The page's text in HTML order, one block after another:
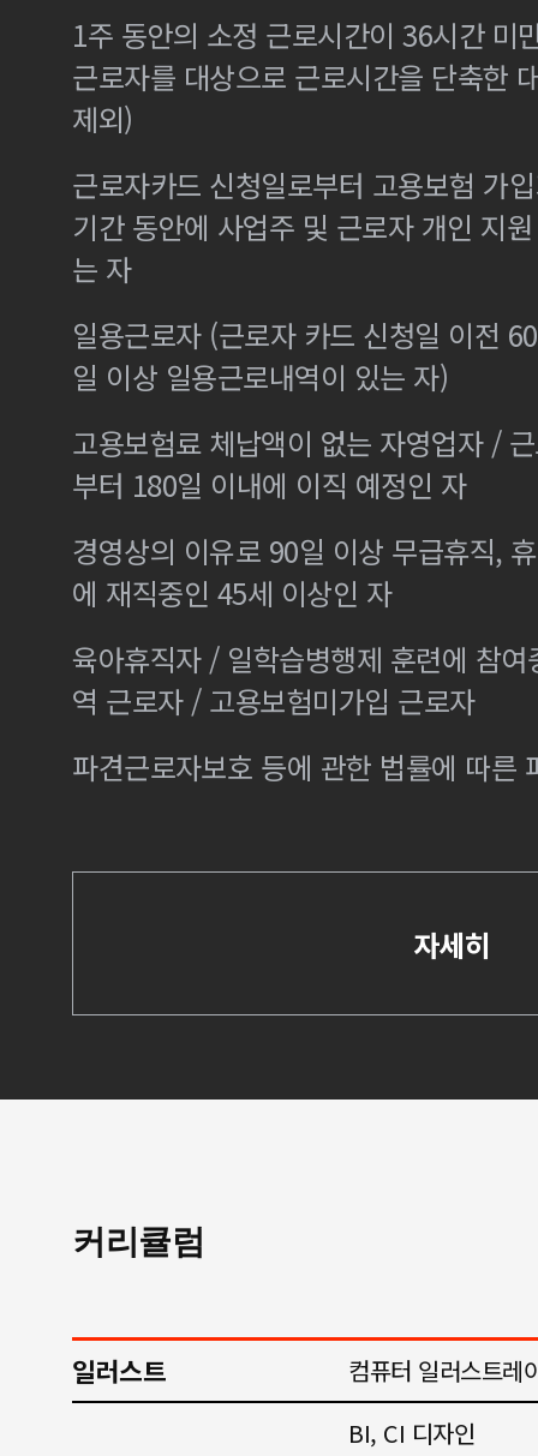
1주 동안의 소정 근로시간이 36시간 미
근로자를 대상으로 근로시간을 단축한
제외)
근로자카드 신청일로부터 고용보험 가
기간 동안에 사업주 및 근로자 개인 지
는 자
일용근로자 (근로자 카드 신청일 이전
일 이상 일용근로내역이 있는 자)
고용보험료 체납액이 없는 자영업자 /
부터 180일 이내에 이직 예정인 자
경영상의 이유로 90일 이상 무급휴직,
에 재직중인 45세 이상인 자
육아휴직자 / 일학습병행제 훈련에 참
역 근로자 / 고용보험미가입 근로자
파견근로자보호 등에 관한 법률에 따른
자세히
커리큘럼
일러스트
컴퓨터 일러스트레
BI, CI 디자인